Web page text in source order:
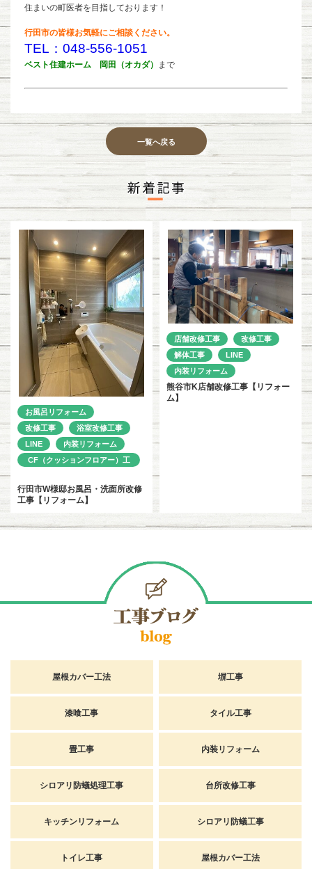
住まいの町医者を目指しております！
行田市の皆様お気軽にご相談ください。
TEL：048-556-1051
ベスト住建ホーム 岡田（オカダ） まで
一覧へ戻る
お風呂リフォーム
改修工事
浴室改修工事
LINE
内装リフォーム
CF（クッションフロアー）工
行田市W様邸お風呂・洗面所改修
工事【リフォーム】
店舗改修工事
改修工事
解体工事
LINE
内装リフォーム
熊谷市K店舗改修工事【リフォー
ム】
屋根カバー工法 塀工事
漆喰工事 タイル工事
畳工事 内装リフォーム
シロアリ防蟻処理工事 台所改修工事
キッチンリフォーム シロアリ防蟻工事
トイレ工事 屋根カバー工法